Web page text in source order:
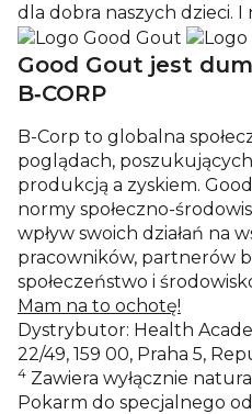
dla dobra naszych dzieci. I
Good Gout jest
B‑CORP
B-Corp to globalna
poglądach,
produkcją a zyskiem.
normy społeczno-
wpływ swoich działań na
pracowników, partnerów
społeczeństwo i
Mam na to ochotę!
Dystrybutor: Health
22/49, 159 00, Praha 5,
4 Zawiera wyłącznie
Pokarm do specjalnego